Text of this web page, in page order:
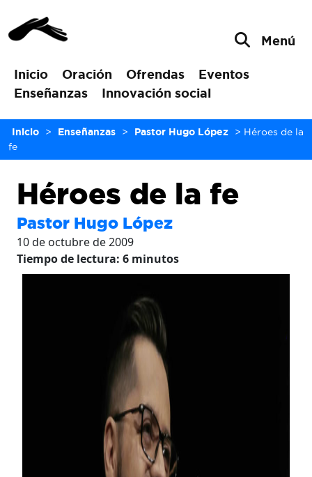
Inicio Oración Ofrendas
Eventos
Enseñanzas
Innovación social
Menú
Inicio > Enseñanzas > Pastor Hugo López > Héroes de la
fe
Héroes de la fe
Pastor Hugo López
10 de octubre de 2009
Tiempo de lectura: 6 minutos